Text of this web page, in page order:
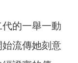
的一舉一動
流傳她刻意